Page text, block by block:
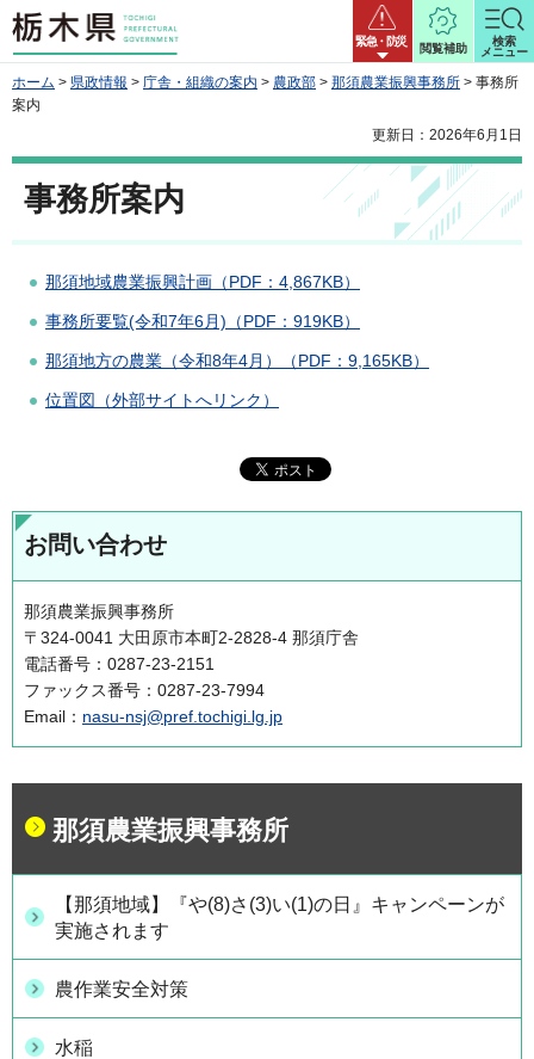
栃木県 緊急・防災
閲覧補助
検索
メニュー
ホーム > 県政情報 > 庁舎・組織の案内 > 農政部 > 那須農業振興事務所 > 事務所
案内
更新日：2026年6月1日
事務所案内
那須地域農業振興計画（PDF：4,867KB）
事務所要覧(令和7年6月)（PDF：919KB）
那須地方の農業（令和8年4月）（PDF：9,165KB）
位置図（外部サイトへリンク）
お問い合わせ
那須農業振興事務所
〒324-0041 大田原市本町2-2828-4 那須庁舎
電話番号：0287-23-2151
ファックス番号：0287-23-7994
Email： nasu-nsj@pref.tochigi.lg.jp
那須農業振興事務所
【那須地域】『や(8)さ(3)い(1)の日』キャンペーンが
実施されます
農作業安全対策
水稲